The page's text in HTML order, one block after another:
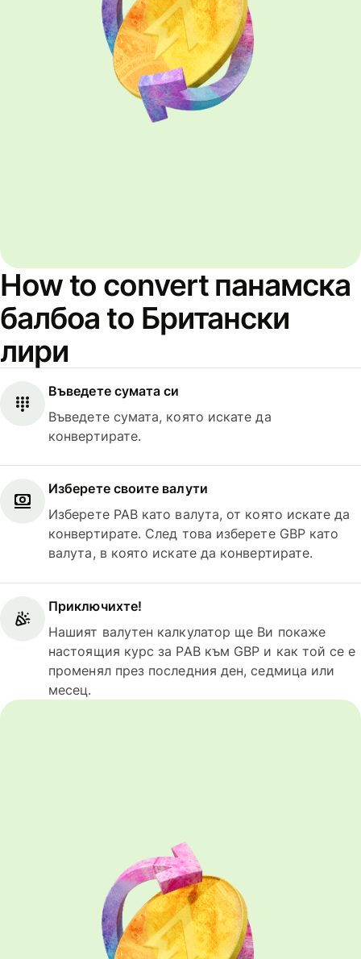
How to convert панамска
балбоа to Британски
лири
Въведете сумата си
Въведете сумата, която искате да
конвертирате.
Изберете своите валути
Изберете PAB като валута, от която искате да
конвертирате. След това изберете GBP като
валута, в която искате да конвертирате.
Приключихте!
Нашият валутен калкулатор ще Ви покаже
настоящия курс за PAB към GBP и как той се е
променял през последния ден, седмица или
месец.